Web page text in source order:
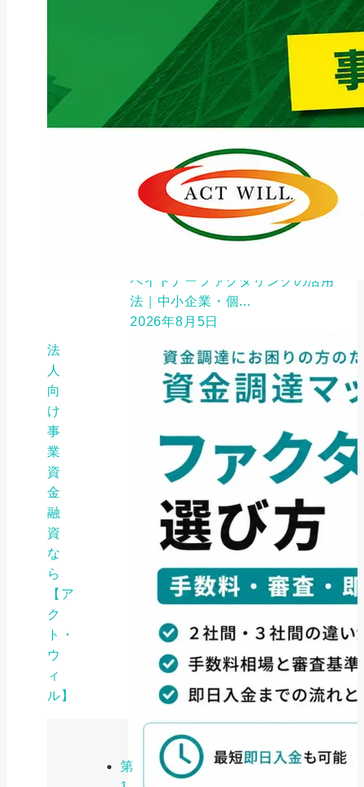
法
人
向
け
事
業
資
金
融
資
な
ら
【ア
ク
ト・
ウ
ィ
ル】
第
ペイトナーファクタリングの活用
法｜中小企業・個...
2026年8月5日